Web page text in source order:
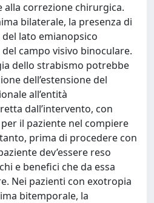
correzione chirurgica.
bilaterale, la presenza di
lato emianopsico
del campo visivo binoculare.
dello strabismo potrebbe
dell’estensione del
all’entità
dall’intervento, con
il paziente nel compiere
prima di procedere con
dev’essere reso
e benefici che da essa
Nei pazienti con exotropia
bitemporale, la